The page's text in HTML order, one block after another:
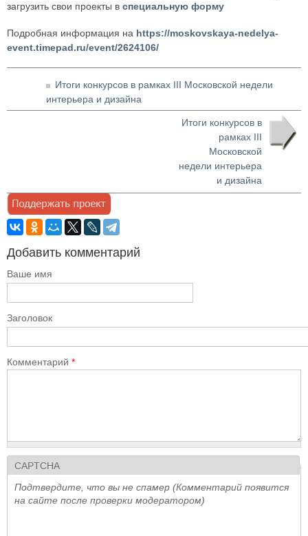
загрузить свои проекты в специальную форму
Подробная информация на https://moskovskaya-nedelya-
event.timepad.ru/event/2624106/
Итоги конкурсов в рамках III Московской недели
интерьера и дизайна
Итоги конкурсов в
рамках III
Московской
недели интерьера
и дизайна
Добавить комментарий
Ваше имя
Заголовок
Комментарий *
CAPTCHA
Подтвердите, что вы не спамер (Комментарий появится
на сайте после проверки модератором)